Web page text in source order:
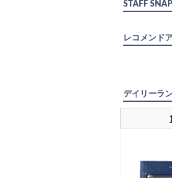
STAFF SNAP
レコメンド
デイリーラ